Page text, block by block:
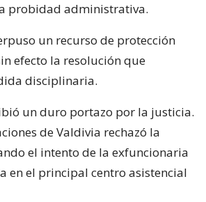
probidad administrativa.
un recurso de protección
efecto la resolución que
disciplinaria.
un duro portazo por la justicia.
de Valdivia rechazó la
el intento de la exfuncionaria
en el principal centro asistencial